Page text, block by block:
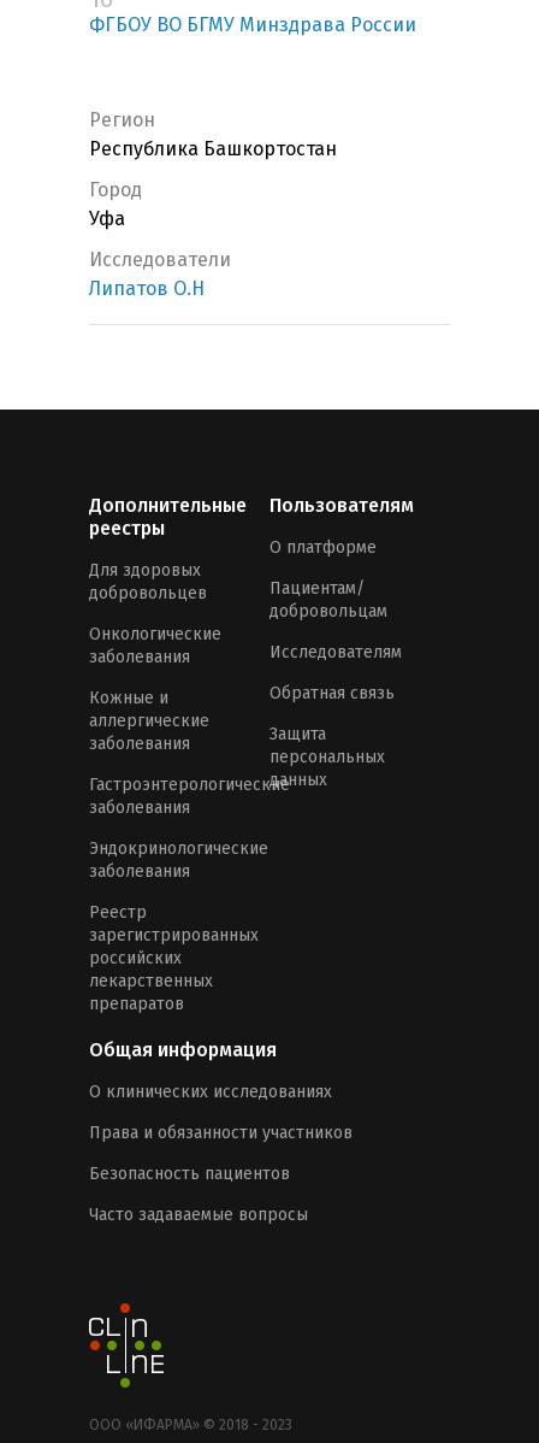
ФГБОУ ВО БГМУ Минздрава России
Регион
Республика Башкортостан
Город
Уфа
Исследователи
Липатов О.Н
Дополнительные
реестры
Для здоровых
добровольцев
Онкологические
заболевания
Кожные и
аллергические
заболевания
Гастроэнтерологические
заболевания
Эндокринологические
заболевания
Реестр
зарегистрированных
российских
лекарственных
препаратов
Пользователям
О платформе
Пациентам/
добровольцам
Исследователям
Обратная связь
Защита
персональных
данных
Общая информация
О клинических исследованиях
Права и обязанности участников
Безопасность пациентов
Часто задаваемые вопросы
ООО «ИФАРМА» © 2018 - 2023